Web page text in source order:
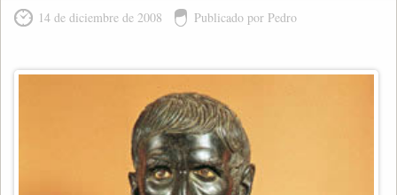
14 de diciembre de 2008 Publicado por Pedro